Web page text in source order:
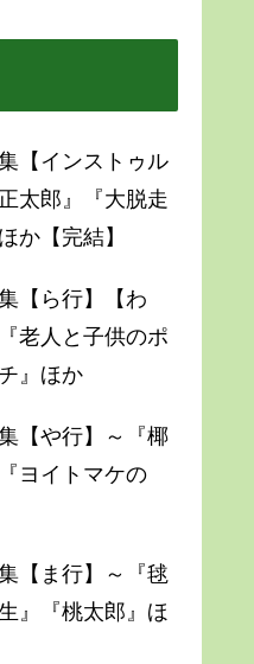
【インストゥル
太郎』『大脱走
か【完結】
【ら行】【わ
老人と子供のポ
』ほか
【や行】～『椰
ヨイトマケの
【ま行】～『毬
』『桃太郎』ほ